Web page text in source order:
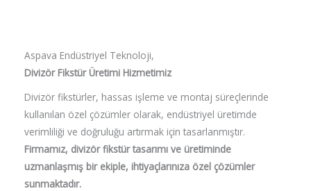
Aspava Endüstriyel Teknoloji,
Divizör Fikstür Üretimi Hizmetimiz
Divizör fikstürler, hassas işleme ve montaj süreçlerinde
kullanılan özel çözümler olarak, endüstriyel üretimde
verimliliği ve doğruluğu artırmak için tasarlanmıştır.
Firmamız, divizör fikstür tasarımı ve üretiminde
uzmanlaşmış bir ekiple, ihtiyaçlarınıza özel çözümler
sunmaktadır.